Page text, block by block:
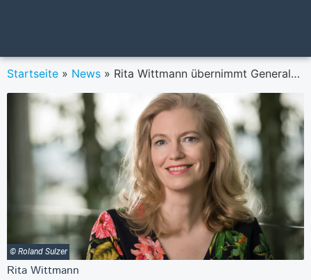
Startseite » News » Rita Wittmann übernimmt Generalsekretariat der UNIQA Insurance Group
© Roland Sulzer
Rita Wittmann